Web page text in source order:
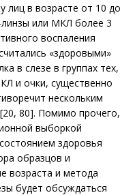
лиц в возрасте от 10 до
или МКЛ более 3
воспаления
«здоровыми»
в слезе в группах тех,
и очки, существенно
нескольким
80]. Помимо прочего,
выборкой
здоровья
образцов и
возраста и метода
будет обсуждаться